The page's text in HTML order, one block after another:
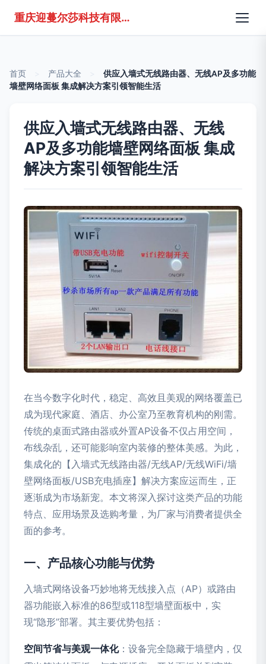
重庆迎蔓尔莎科技有限公司
首页 产品大全
供应入墙式无线路由器、无线AP及多功能
墙壁网络面板 集成解决方案引领智能生活
供应入墙式无线路由器、无线
AP及多功能墙壁网络面板 集成
解决方案引领智能生活
在当今数字化时代，稳定、高效且美观的网络覆盖已
成为现代家庭、酒店、办公室乃至教育机构的刚需。
传统的桌面式路由器或外置AP设备不仅占用空间，
布线杂乱，还可能影响室内装修的整体美感。为此，
集成化的【入墙式无线路由器/无线AP/无线WiFi/墙
壁网络面板/USB充电插座】解决方案应运而生，正
逐渐成为市场新宠。本文将深入探讨这类产品的功能
特点、应用场景及选购考量，为厂家与消费者提供全
面的参考。
一、产品核心功能与优势
入墙式网络设备巧妙地将无线接入点（AP）或路由
器功能嵌入标准的86型或118型墙壁面板中，实
现“隐形”部署。其主要优势包括：
空间节省与美观一体化：设备完全隐藏于墙壁内，仅